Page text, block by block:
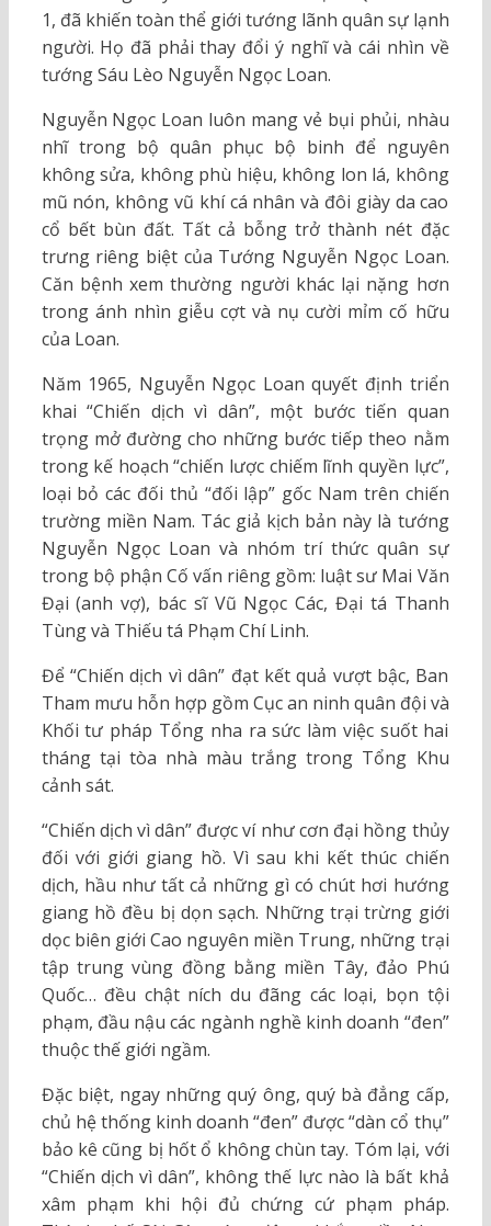
1, đã khiến toàn thể giới tướng lãnh quân sự lạnh
người. Họ đã phải thay đổi ý nghĩ và cái nhìn về
tướng Sáu Lèo Nguyễn Ngọc Loan.
Nguyễn Ngọc Loan luôn mang vẻ bụi phủi, nhàu
nhĩ trong bộ quân phục bộ binh để nguyên
không sửa, không phù hiệu, không lon lá, không
mũ nón, không vũ khí cá nhân và đôi giày da cao
cổ bết bùn đất. Tất cả bỗng trở thành nét đặc
trưng riêng biệt của Tướng Nguyễn Ngọc Loan.
Căn bệnh xem thường người khác lại nặng hơn
trong ánh nhìn giễu cợt và nụ cười mỉm cố hữu
của Loan.
Năm 1965, Nguyễn Ngọc Loan quyết định triển
khai “Chiến dịch vì dân”, một bước tiến quan
trọng mở đường cho những bước tiếp theo nằm
trong kế hoạch “chiến lược chiếm lĩnh quyền lực”,
loại bỏ các đối thủ “đối lập” gốc Nam trên chiến
trường miền Nam. Tác giả kịch bản này là tướng
Nguyễn Ngọc Loan và nhóm trí thức quân sự
trong bộ phận Cố vấn riêng gồm: luật sư Mai Văn
Đại (anh vợ), bác sĩ Vũ Ngọc Các, Đại tá Thanh
Tùng và Thiếu tá Phạm Chí Linh.
Để “Chiến dịch vì dân” đạt kết quả vượt bậc, Ban
Tham mưu hỗn hợp gồm Cục an ninh quân đội và
Khối tư pháp Tổng nha ra sức làm việc suốt hai
tháng tại tòa nhà màu trắng trong Tổng Khu
cảnh sát.
“Chiến dịch vì dân” được ví như cơn đại hồng thủy
đối với giới giang hồ. Vì sau khi kết thúc chiến
dịch, hầu như tất cả những gì có chút hơi hướng
giang hồ đều bị dọn sạch. Những trại trừng giới
dọc biên giới Cao nguyên miền Trung, những trại
tập trung vùng đồng bằng miền Tây, đảo Phú
Quốc… đều chật ních du đãng các loại, bọn tội
phạm, đầu nậu các ngành nghề kinh doanh “đen”
thuộc thế giới ngầm.
Đặc biệt, ngay những quý ông, quý bà đẳng cấp,
chủ hệ thống kinh doanh “đen” được “dàn cổ thụ”
bảo kê cũng bị hốt ổ không chùn tay. Tóm lại, với
“Chiến dịch vì dân”, không thế lực nào là bất khả
xâm phạm khi hội đủ chứng cứ phạm pháp.